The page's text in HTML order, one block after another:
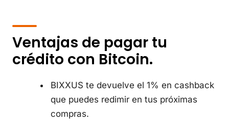
Ventajas de pagar tu
crédito con Bitcoin.
BIXXUS te devuelve el 1% en cashback
que puedes redimir en tus próximas
compras.